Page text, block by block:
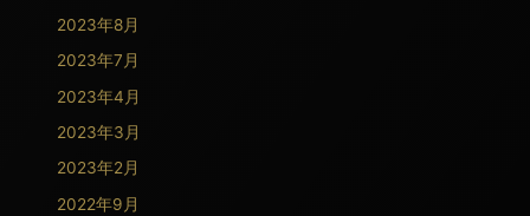
2023年8月
2023年7月
2023年4月
2023年3月
2023年2月
2022年9月